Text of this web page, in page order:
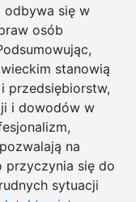
odbywa się w
osób
stanowią
przedsiębiorstw,
i dowodów w
na
przyczynia się do
sytuacji